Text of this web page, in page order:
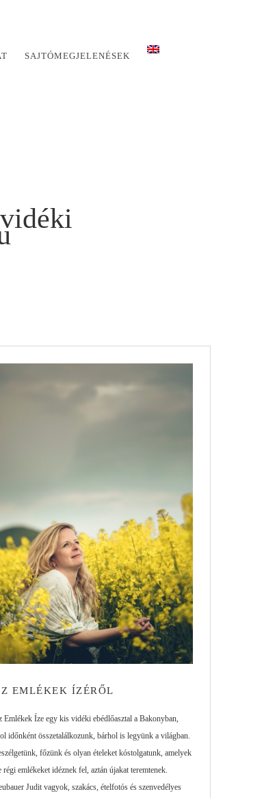
SAJTÓMEGJELENÉSEK
EMLÉKEK ÍZÉRŐL
Emlékek Íze egy kis vidéki ebédlőasztal a Bakonyban,
időnként összetalálkozunk, bárhol is legyünk a világban.
főzünk és olyan ételeket kóstolgatunk, amelyek
régi emlékeket idéznek fel, aztán újakat teremtenek.
Judit vagyok, szakács, ételfotós és szenvedélyes